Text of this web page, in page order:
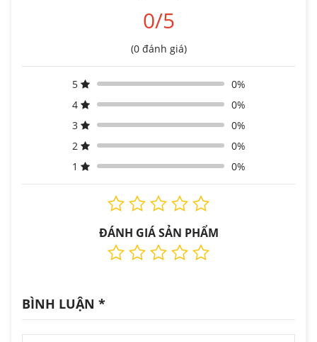
0/5
(0 đánh giá)
5
0%
4
0%
3
0%
2
0%
1
0%
ĐÁNH GIÁ SẢN PHẨM
BÌNH LUẬN *